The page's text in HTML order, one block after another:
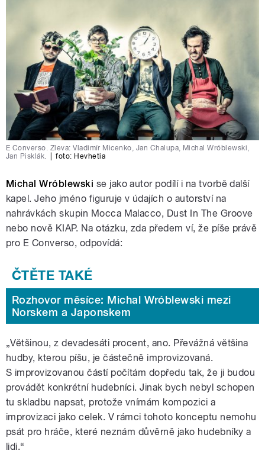
E Converso. Zleva: Vladimír Micenko, Jan Chalupa, Michal Wróblewski,
Jan Pisklák.
foto: Hevhetia
Michal Wróblewski se jako autor podílí i na tvorbě další
kapel. Jeho jméno figuruje v údajích o autorství na
nahrávkách skupin Mocca Malacco, Dust In The Groove
nebo nově KIAP. Na otázku, zda předem ví, že píše právě
pro E Converso, odpovídá:
Rozhovor měsíce: Michal Wróblewski mezi
Norskem a Japonskem
„Většinou, z devadesáti procent, ano. Převážná většina
hudby, kterou píšu, je částečně improvizovaná.
S improvizovanou částí počítám dopředu tak, že ji budou
provádět konkrétní hudebníci. Jinak bych nebyl schopen
tu skladbu napsat, protože vnímám kompozici a
improvizaci jako celek. V rámci tohoto konceptu nemohu
psát pro hráče, které neznám důvěrně jako hudebníky a
lidi.“